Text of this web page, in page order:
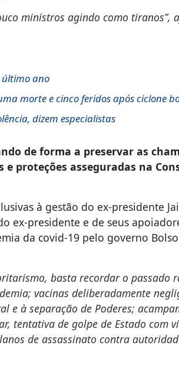
ministros agindo como tiranos”,
último ano
morte e cinco feridos após ciclone
dizem especialistas
de forma a preservar as
proteções asseguradas na
à gestão do ex-presidente
ex-presidente e de seus
da covid-19 pelo governo
basta recordar o passado
vacinas deliberadamente
e à separação de Poderes;
tentativa de golpe de Estado com
de assassinato contra